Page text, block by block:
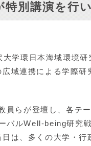
特別講演を行
学環日本海域環境
域連携による学際
らが登壇し、各テ
バルWell-being研究
は、多くの大学・